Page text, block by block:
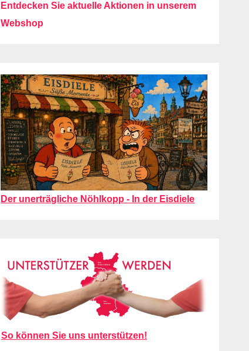
Entdecken Sie aktuelle Aktionen in unserem
Webshop
Der unerträgliche Nöhlkopp - In der Eisdiele
So können Sie uns unterstützen!